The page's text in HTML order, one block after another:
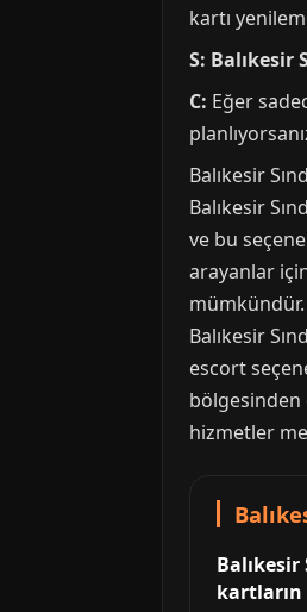
kartı
S: Balıkesir
C: Eğer
Balıkesir
Balıkesir
ve bu
arayanlar
mümkündür.
Balıkesir
escort
bölgesinden
hizmetler
kartların